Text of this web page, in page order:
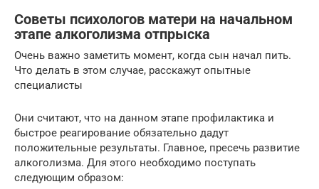
Советы психологов матери на начальном
этапе алкоголизма отпрыска
Очень важно заметить момент, когда сын начал пить.
Что делать в этом случае, расскажут опытные
специалисты
Они считают, что на данном этапе профилактика и
быстрое реагирование обязательно дадут
положительные результаты. Главное, пресечь развитие
алкоголизма. Для этого необходимо поступать
следующим образом: